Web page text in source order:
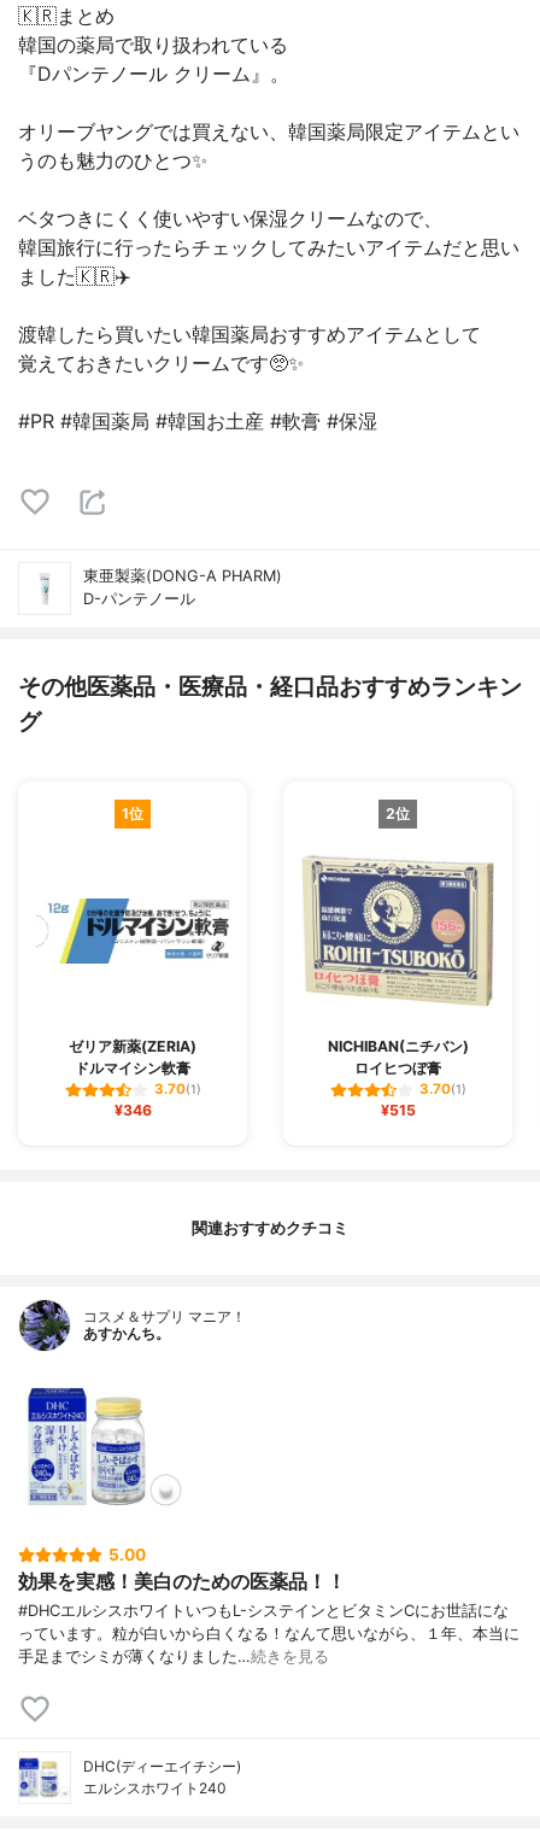
🇰🇷まとめ
韓国の薬局で取り扱われている
『Dパンテノール クリーム』。
オリーブヤングでは買えない、韓国薬局限定アイテムとい
うのも魅力のひとつ✨
ベタつきにくく使いやすい保湿クリームなので、
韓国旅行に行ったらチェックしてみたいアイテムだと思い
ました🇰🇷✈️
渡韓したら買いたい韓国薬局おすすめアイテムとして
覚えておきたいクリームです🥺✨
#PR #韓国薬局 #韓国お土産 #軟膏 #保湿
東亜製薬(DONG-A PHARM)
D-パンテノール
その他医薬品・医療品・経口品おすすめランキン
グ
1位
ゼリア新薬(ZERIA)
ドルマイシン軟膏
3.70(1)
¥346
2位
NICHIBAN(ニチバン)
ロイヒつぼ膏
3.70(1)
¥515
関連おすすめクチコミ
コスメ＆サプリ マニア！
あすかんち。
5.00
効果を実感！美白のための医薬品！！
#DHCエルシスホワイトいつもL-システインとビタミンCにお世話にな
っています。粒が白いから白くなる！なんて思いながら、１年、本当に
手足までシミが薄くなりました…続きを見る
DHC(ディーエイチシー)
エルシスホワイト240